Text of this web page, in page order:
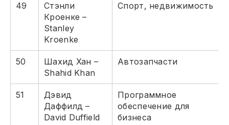
49
Стэнли
Кроенке –
Stanley
Kroenke
Спорт, недвижимость
50
Шахид Хан –
Shahid Khan
Автозапчасти
51
Дэвид
Даффилд –
David Duffield
Программное
обеспечение для
бизнеса